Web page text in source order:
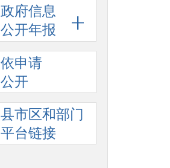
政府信息
公开年报
依申请
公开
县市区和部门
平台链接